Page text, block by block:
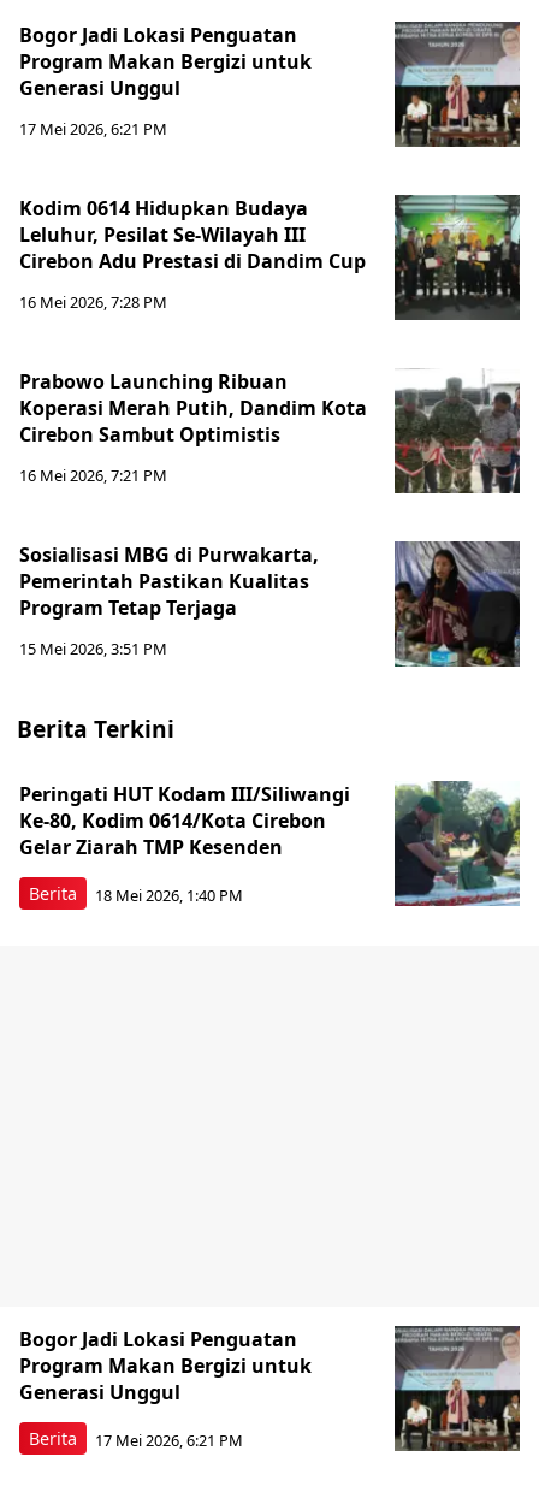
Bogor Jadi Lokasi Penguatan
Program Makan Bergizi untuk
Generasi Unggul
17 Mei 2026, 6:21 PM
Kodim 0614 Hidupkan Budaya
Leluhur, Pesilat Se-Wilayah III
Cirebon Adu Prestasi di Dandim Cup
16 Mei 2026, 7:28 PM
Prabowo Launching Ribuan
Koperasi Merah Putih, Dandim Kota
Cirebon Sambut Optimistis
16 Mei 2026, 7:21 PM
Sosialisasi MBG di Purwakarta,
Pemerintah Pastikan Kualitas
Program Tetap Terjaga
15 Mei 2026, 3:51 PM
Berita Terkini
Berita
Peringati HUT Kodam III/Siliwangi
Ke-80, Kodim 0614/Kota Cirebon
Gelar Ziarah TMP Kesenden
18 Mei 2026, 1:40 PM
Berita
Bogor Jadi Lokasi Penguatan
Program Makan Bergizi untuk
Generasi Unggul
17 Mei 2026, 6:21 PM